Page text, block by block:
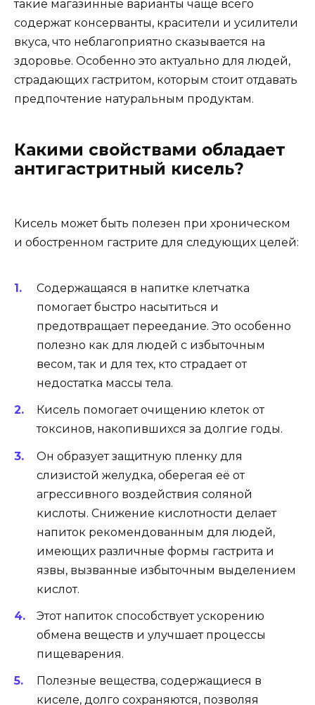
такие магазинные варианты чаще всего
содержат консерванты, красители и усилители
вкуса, что неблагоприятно сказывается на
здоровье. Особенно это актуально для людей,
страдающих гастритом, которым стоит отдавать
предпочтение натуральным продуктам.
Какими свойствами обладает
антигастритный кисель?
Кисель может быть полезен при хроническом
и обостренном гастрите для следующих целей:
Содержащаяся в напитке клетчатка
помогает быстро насытиться и
предотвращает переедание. Это особенно
полезно как для людей с избыточным
весом, так и для тех, кто страдает от
недостатка массы тела.
Кисель помогает очищению клеток от
токсинов, накопившихся за долгие годы.
Он образует защитную пленку для
слизистой желудка, оберегая её от
агрессивного воздействия соляной
кислоты. Снижение кислотности делает
напиток рекомендованным для людей,
имеющих различные формы гастрита и
язвы, вызванные избыточным выделением
кислот.
Этот напиток способствует ускорению
обмена веществ и улучшает процессы
пищеварения.
Полезные вещества, содержащиеся в
киселе, долго сохраняются, позволяя